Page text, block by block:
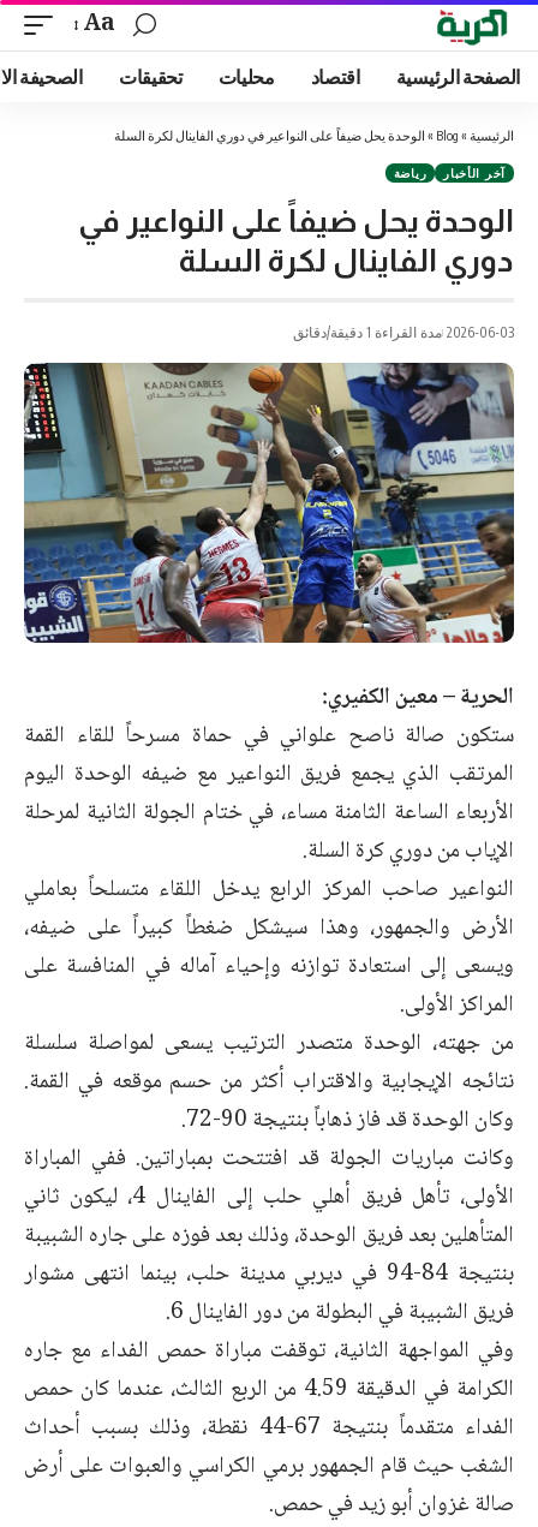
Aa
الصفحة الرئيسية اقتصاد محليات تحقيقات الصحيفة
الرئيسية »
Blog
» الوحدة يحل ضيفاً على النواعير في دوري الفاينال لكرة السلة
آخر الأخبار رياضة
الوحدة يحل ضيفاً على النواعير في
دوري الفاينال لكرة السلة
2026-06-03 مدة القراءة 1 دقيقة/دقائق
الحرية – معين الكفيري:
ستكون صالة ناصح علواني في حماة مسرحاً للقاء القمة
المرتقب الذي يجمع فريق النواعير مع ضيفه الوحدة اليوم
الأربعاء الساعة الثامنة مساء، في ختام الجولة الثانية لمرحلة
الإياب من دوري كرة السلة.
النواعير صاحب المركز الرابع يدخل اللقاء متسلحاً بعاملي
الأرض والجمهور، وهذا سيشكل ضغطاً كبيراً على ضيفه،
ويسعى إلى استعادة توازنه وإحياء آماله في المنافسة على
المراكز الأولى.
من جهته، الوحدة متصدر الترتيب يسعى لمواصلة سلسلة
نتائجه الإيجابية والاقتراب أكثر من حسم موقعه في القمة.
وكان الوحدة قد فاز ذهاباً بنتيجة 90-72.
وكانت مباريات الجولة قد افتتحت بمباراتين. ففي المباراة
الأولى، تأهل فريق أهلي حلب إلى الفاينال 4، ليكون ثاني
المتأهلين بعد فريق الوحدة، وذلك بعد فوزه على جاره الشبيبة
بنتيجة 84-94 في ديربي مدينة حلب، بينما انتهى مشوار
فريق الشبيبة في البطولة من دور الفاينال 6.
وفي المواجهة الثانية، توقفت مباراة حمص الفداء مع جاره
الكرامة في الدقيقة 4.59 من الربع الثالث، عندما كان حمص
الفداء متقدماً بنتيجة 67-44 نقطة، وذلك بسبب أحداث
الشغب حيث قام الجمهور برمي الكراسي والعبوات على أرض
صالة غزوان أبو زيد في حمص.